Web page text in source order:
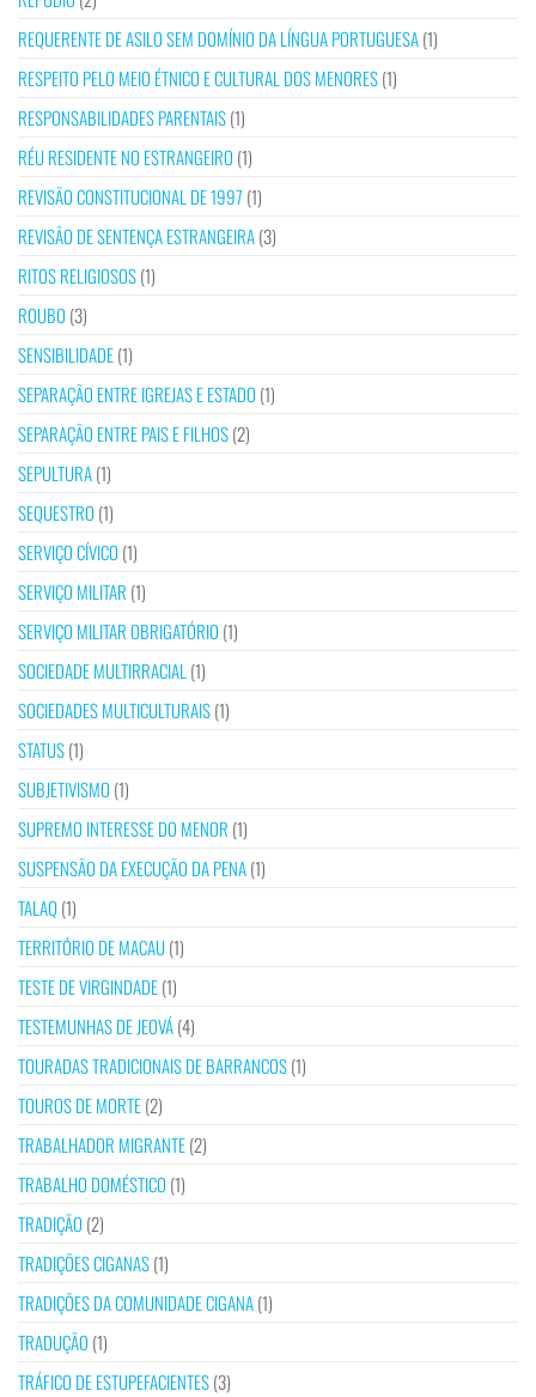
REQUERENTE DE ASILO SEM DOMÍNIO DA LÍNGUA PORTUGUESA(1)
RESPEITO PELO MEIO ÉTNICO E CULTURAL DOS MENORES(1)
RESPONSABILIDADES PARENTAIS(1)
RÉU RESIDENTE NO ESTRANGEIRO (1)
REVISÃO CONSTITUCIONAL DE 1997 (1)
REVISÃO DE SENTENÇA ESTRANGEIRA(3)
RITOS RELIGIOSOS(1)
ROUBO (3)
SENSIBILIDADE(1)
SEPARAÇÃO ENTRE IGREJAS E ESTADO (1)
SEPARAÇÃO ENTRE PAIS E FILHOS(2)
SEPULTURA(1)
SEQUESTRO (1)
SERVIÇO CÍVICO (1)
SERVIÇO MILITAR (1)
SERVIÇO MILITAR OBRIGATÓRIO (1)
SOCIEDADE MULTIRRACIAL (1)
SOCIEDADES MULTICULTURAIS(1)
STATUS(1)
SUBJETIVISMO (1)
SUPREMO INTERESSE DO MENOR (1)
SUSPENSÃO DA EXECUÇÃO DA PENA(1)
TALAQ(1)
TERRITÓRIO DE MACAU(1)
TESTE DE VIRGINDADE(1)
TESTEMUNHAS DE JEOVÁ(4)
TOURADAS TRADICIONAIS DE BARRANCOS(1)
TOUROS DE MORTE(2)
TRABALHADOR MIGRANTE(2)
TRABALHO DOMÉSTICO (1)
TRADIÇÃO (2)
TRADIÇÕES CIGANAS(1)
TRADIÇÕES DA COMUNIDADE CIGANA(1)
TRADUÇÃO (1)
TRÁFICO DE ESTUPEFACIENTES(3)